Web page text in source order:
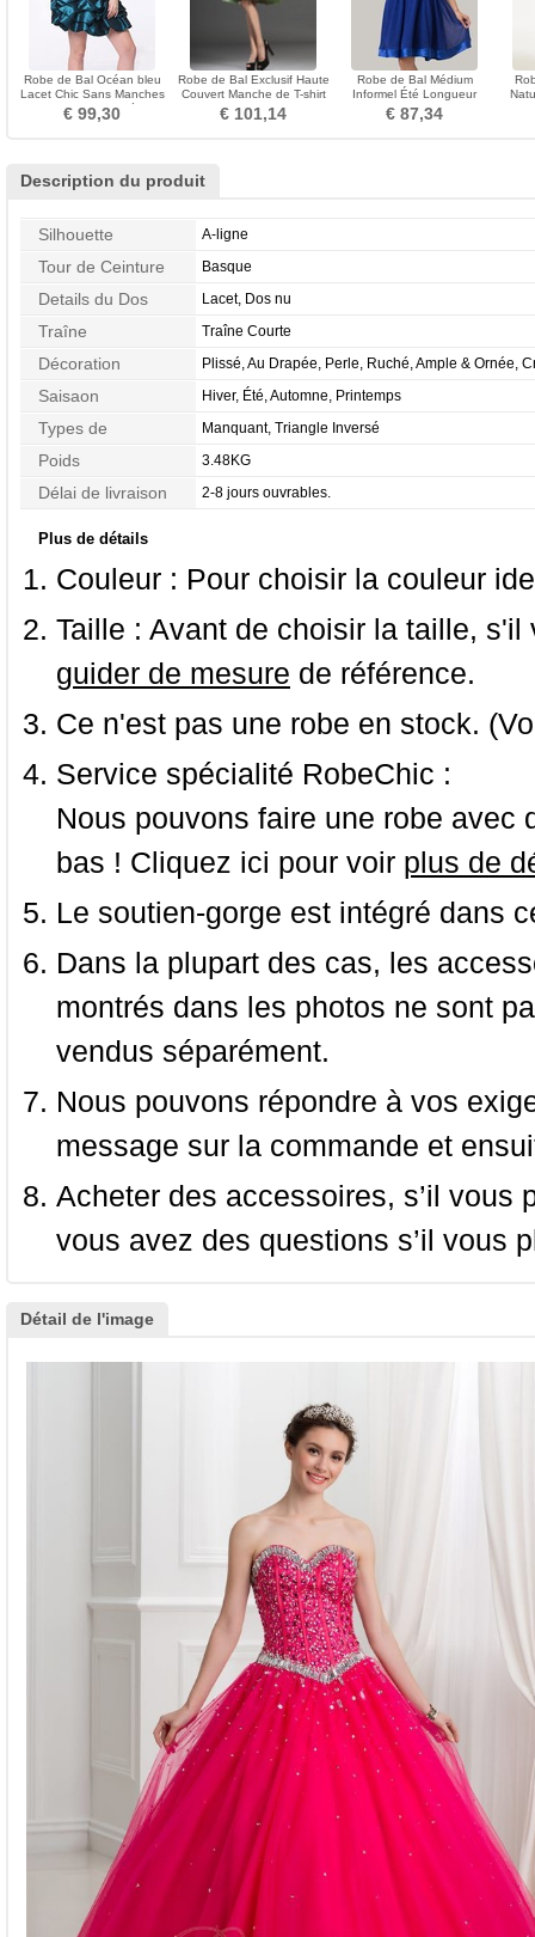
Robe de Bal Océan bleu
Lacet Chic Sans Manches
Triangle Inversé
€ 99,30
Robe de Bal Exclusif Haute
Couvert Manche de T-shirt
Longueur Genou
€ 101,14
Robe de Bal Médium
Informel Été Longueur
Genou Milieu dos A-ligne
€ 87,34
Description du produit
Silhouette A-ligne
Tour de Ceinture Basque
Details du Dos Lacet, Dos nu
Traîne Traîne Courte
Décoration Plissé, Au Drapée, Perle, Ruché, Ample & Ornée,
Saisaon Hiver, Été, Automne, Printemps
Types de
Morphologie
Manquant, Triangle Inversé
Poids 3.48KG
Délai de livraison 2-8 jours ouvrables.
Plus de détails
Couleur : Pour choisir la couleur
Taille : Avant de choisir la taille,
guider de mesure de référence.
Ce n'est pas une robe en stock.
Service spécialité RobeChic :
Nous pouvons faire une robe
bas ! Cliquez ici pour voir plus de
Le soutien-gorge est intégré dans
Dans la plupart des cas, les
montrés dans les photos ne sont
vendus séparément.
Nous pouvons répondre à vos
message sur la commande et
Acheter des accessoires, s’il
vous avez des questions s’il vous
Détail de l'image